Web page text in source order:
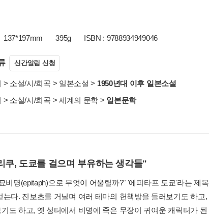
137*197mm 395g ISBN : 9788934949046
신간알림 신청
> 소설/시/희곡 > 일본소설 > 1950년대 이후 일본소설
> 소설/시/희곡 > 세계의 문학 > 일본문학
쿠, 도쿄를 걸으며 부유하는 생각들"
비명(epitaph)으로 무엇이 어울릴까?" '에피타프 도쿄'라는 제
는다. 진보초를 거닐며 여러 테마의 헌책방을 들러보기도 하
도 하고, 옛 성터에서 비명에 죽은 무장이 귀여운 캐릭터가